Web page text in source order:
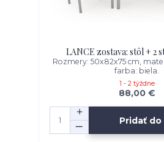
LANCE zostava: stôl + 2
Rozmery: 50x82x75 cm,
farba: biela.
88,00 €
1 - 2 týždne
Pridať do